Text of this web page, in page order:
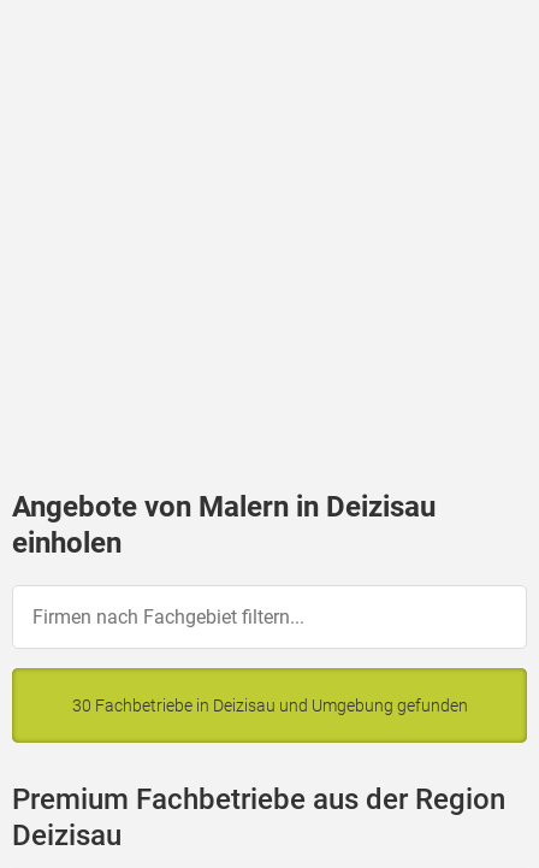
Angebote von Malern in Deizisau
einholen
30 Fachbetriebe in Deizisau und Umgebung gefunden
Premium Fachbetriebe aus der Region
Deizisau